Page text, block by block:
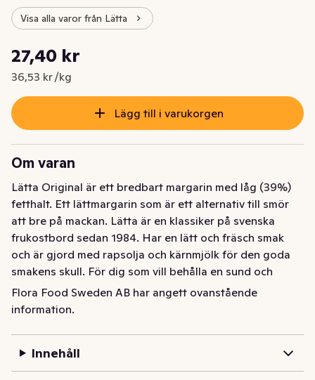
Visa alla varor från Lätta
Nuvarande pris är: 27,40 kr
27,40 kr
36,53 kr /kg
Styckpris: 36,53 kr /kg
Lägg till i varukorgen
Om varan
Lätta Original är ett bredbart margarin med låg (39%)
fetthalt. Ett lättmargarin som är ett alternativ till smör
att bre på mackan. Lätta är en klassiker på svenska
frukostbord sedan 1984. Har en lätt och fräsch smak
och är gjord med rapsolja och kärnmjölk för den goda
smakens skull. För dig som vill behålla en sund och
hälsosam livsstil, men fortsätta njuta av en naturlig god
smak på mackan.
Flora Food Sweden AB har angett ovanstående
information.
Innehåll